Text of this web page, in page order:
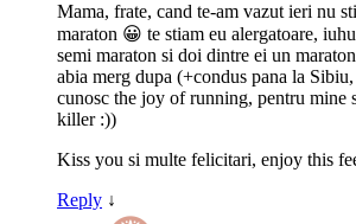
Mama, frate, cand te-am vazut ieri nu
maraton 😀 te stiam eu alergatoare,
semi maraton si doi dintre ei un
abia merg dupa (+condus pana la
cunosc the joy of running, pentru mine
killer :))
Kiss you si multe felicitari, enjoy this
Reply ↓